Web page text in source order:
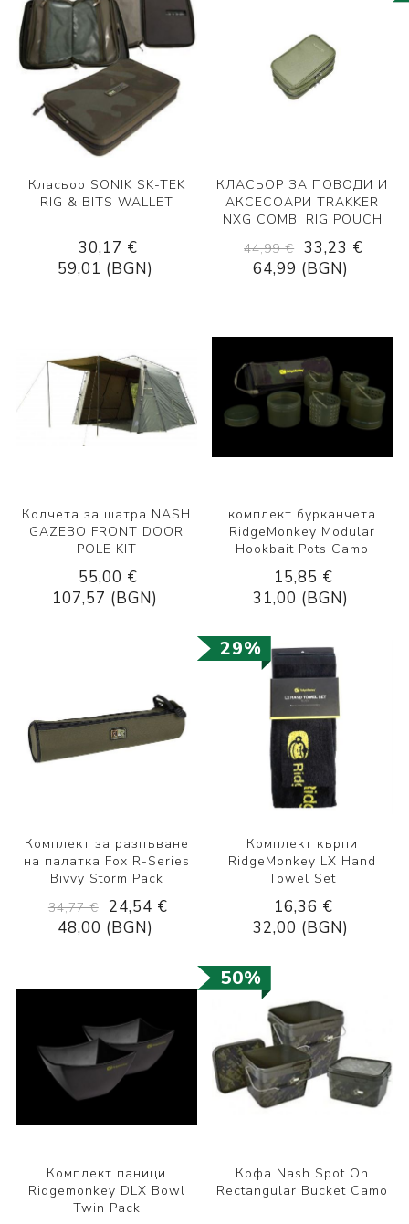
Класьор SONIK SK-TEK
RIG & BITS WALLET
30,17 €
59,01 (BGN)
КЛАСЬОР ЗА ПОВОДИ И
АКСЕСОАРИ TRAKKER
NXG COMBI RIG POUCH
44,99 € 33,23 €
64,99 (BGN)
Колчета за шатра NASH
GAZEBO FRONT DOOR
POLE KIT
55,00 €
107,57 (BGN)
комплект бурканчета
RidgeMonkey Modular
Hookbait Pots Camo
15,85 €
31,00 (BGN)
29%
Комплект за разпъване
на палаткa Fox R-Series
Bivvy Storm Pack
34,77 €
24,54 €
48,00 (BGN)
Комплект кърпи
RidgeMonkey LX Hand
Towel Set
16,36 €
32,00 (BGN)
50%
Комплект паници
Ridgemonkey DLX Bowl
Twin Pack
Кофа Nash Spot On
Rectangular Bucket Camo